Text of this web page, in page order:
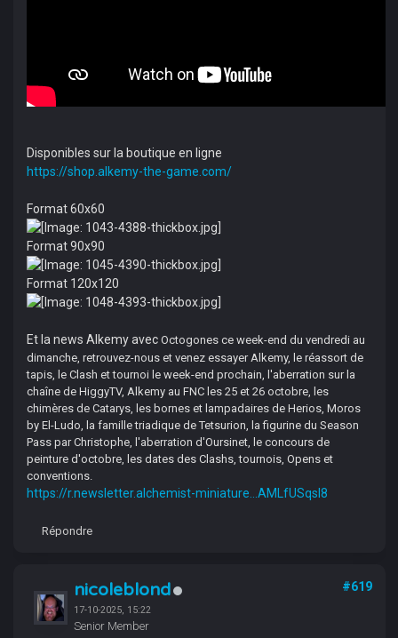
Disponibles sur la boutique en ligne
https://shop.alkemy-the-game.com/
Format 60x60
Format 90x90
Format 120x120
Et la news Alkemy avec Octogones ce week-end du vendredi au
dimanche, retrouvez-nous et venez essayer Alkemy, le réassort de
tapis, le Clash et tournoi le week-end prochain, l'aberration sur la
chaîne de HiggyTV, Alkemy au FNC les 25 et 26 octobre, les
chimères de Catarys, les bornes et lampadaires de Herios, Moros
by El-Ludo, la famille triadique de Tetsurion, la figurine du Season
Pass par Christophe, l'aberration d'Oursinet, le concours de
peinture d'octobre, les dates des Clashs, tournois, Opens et
conventions.
https://r.newsletter.alchemist-miniature...AMLfUSqsI8
Répondre
nicoleblond
17-10-2025, 15:22
Senior Member
#619